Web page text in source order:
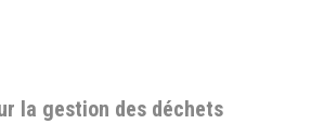
la gestion des déchets